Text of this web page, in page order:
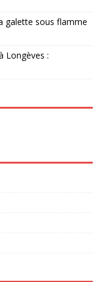
galette sous flamme
Longèves :